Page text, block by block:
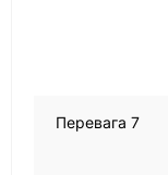
Перевага 7